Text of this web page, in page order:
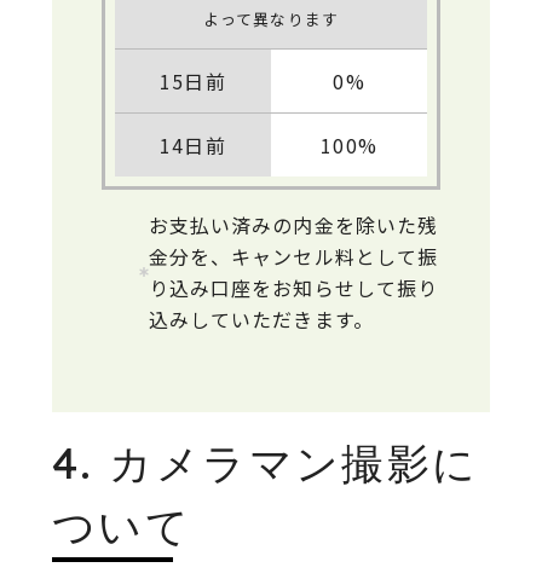
よって異なります
15日前 0%
14日前 100%
お支払い済みの内金を除いた残
金分を、キャンセル料として振
り込み口座をお知らせして振り
込みしていただきます。
4. カメラマン撮影に
ついて